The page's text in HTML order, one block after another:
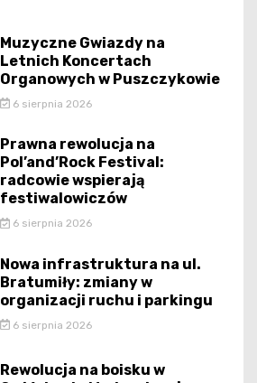
Muzyczne Gwiazdy na
Letnich Koncertach
Organowych w Puszczykowie
6 sierpnia 2026
Prawna rewolucja na
Pol’and’Rock Festival:
radcowie wspierają
festiwalowiczów
6 sierpnia 2026
Nowa infrastruktura na ul.
Bratumiły: zmiany w
organizacji ruchu i parkingu
6 sierpnia 2026
Rewolucja na boisku w